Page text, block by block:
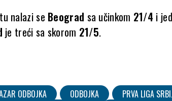
nalazi se Beograd sa učinkom 21/4 i
je treći sa skorom 21/5.
ODBOJKA ODBOJKA
PRVA LIGA